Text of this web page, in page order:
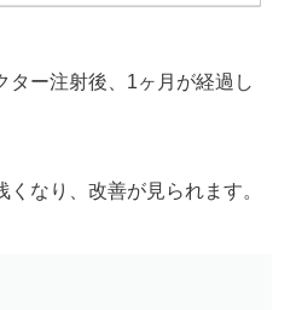
ター注射後、1ヶ月が経過し
なり、改善が見られます。